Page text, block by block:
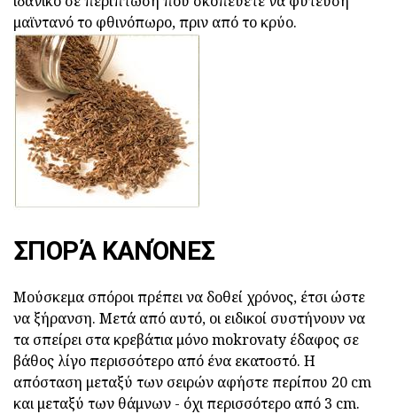
μαϊντανό το φθινόπωρο, πριν από το κρύο.
ΣΠΟΡΆ ΚΑΝΌΝΕΣ
Μούσκεμα σπόροι πρέπει να δοθεί χρόνος, έτσι ώστε
να ξήρανση. Μετά από αυτό, οι ειδικοί συστήνουν να
τα σπείρει στα κρεβάτια μόνο mokrovaty έδαφος σε
βάθος λίγο περισσότερο από ένα εκατοστό. Η
απόσταση μεταξύ των σειρών αφήστε περίπου 20 cm
και μεταξύ των θάμνων - όχι περισσότερο από 3 cm.